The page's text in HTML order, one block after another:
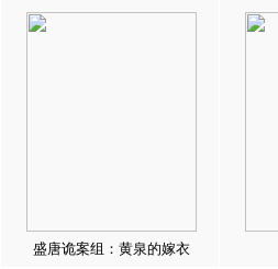
盛唐诡案组：黄泉的嫁衣